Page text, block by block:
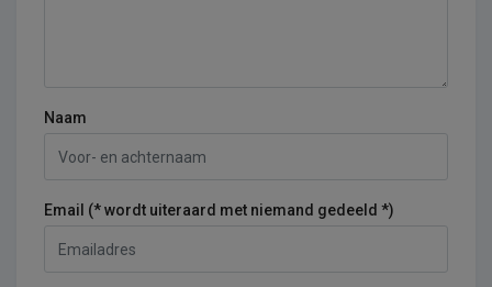
Naam
Email (* wordt uiteraard met niemand gedeeld *)